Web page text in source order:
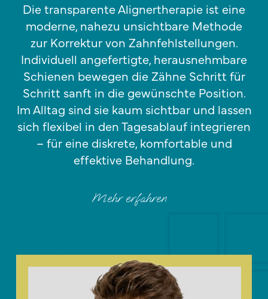
Die transparente Alignertherapie ist eine
moderne, nahezu unsichtbare Methode
zur Korrektur von Zahnfehlstellungen.
Individuell angefertigte, herausnehmbare
Schienen bewegen die Zähne Schritt für
Schritt sanft in die gewünschte Position.
Im Alltag sind sie kaum sichtbar und lassen
sich flexibel in den Tagesablauf integrieren
– für eine diskrete, komfortable und
effektive Behandlung.
Mehr erfahren